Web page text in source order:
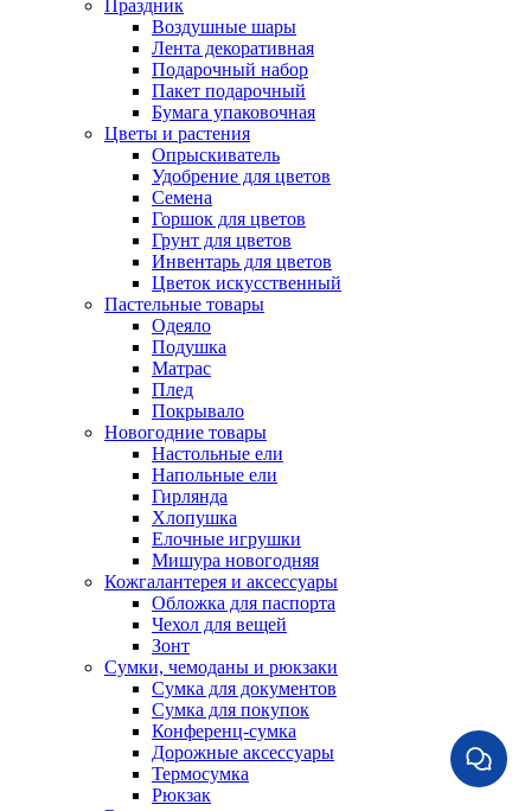
Праздник
Воздушные шары
Лента декоративная
Подарочный набор
Пакет подарочный
Бумага упаковочная
Цветы и растения
Опрыскиватель
Удобрение для цветов
Семена
Горшок для цветов
Грунт для цветов
Инвентарь для цветов
Цветок искусственный
Пастельные товары
Одеяло
Подушка
Матрас
Плед
Покрывало
Новогодние товары
Настольные ели
Напольные ели
Гирлянда
Хлопушка
Елочные игрушки
Мишура новогодняя
Кожгалантерея и аксессуары
Обложка для паспорта
Чехол для вещей
Зонт
Сумки, чемоданы и рюкзаки
Сумка для документов
Сумка для покупок
Конференц-сумка
Дорожные аксессуары
Термосумка
Рюкзак